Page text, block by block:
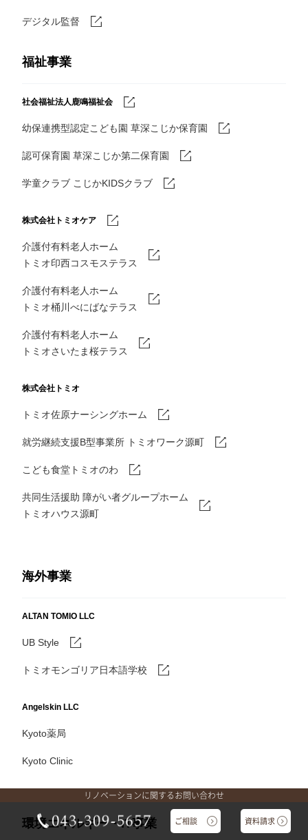
リノベーションに関するお問い合わせ
ご相談 資料請求
デジタル監督
福祉事業
社会福祉法人鹿鳴福祉会
幼保連携型認定こども園 草深こじか保育園
認可保育園 草深こじか第二保育園
学童クラブ こじかKIDSクラブ
株式会社トミオケア
介護付有料老人ホーム
トミオ印西コスモステラス
介護付有料老人ホーム
トミオ桶川べにばなテラス
介護付有料老人ホーム
トミオさいたま桜テラス
株式会社トミオ
トミオ佐原ナーシングホーム
就労継続支援B型事業所 トミオワーク源町
こども食堂トミオのわ
共同生活援助 障がい者グループホーム
トミオハウス源町
海外事業
ALTAN TOMIO LLC
UB Style
トミオモンゴリア日本語学校
Angelskin LLC
Kyoto薬局
Kyoto Clinic
環境エネルギー・IT事業